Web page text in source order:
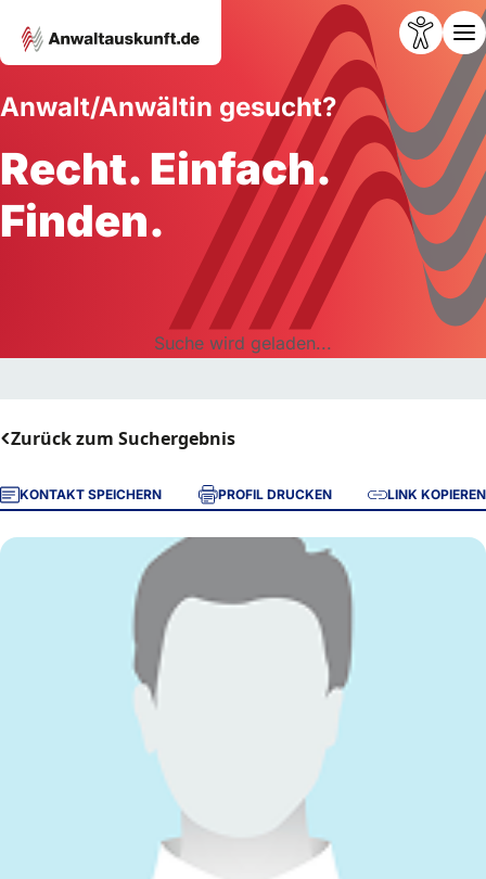
Anwalt/Anwältin gesucht?
Recht. Einfach.
Finden.
Suche wird geladen...
Zurück zum Suchergebnis
KONTAKT SPEICHERN PROFIL DRUCKEN LINK KOPIEREN